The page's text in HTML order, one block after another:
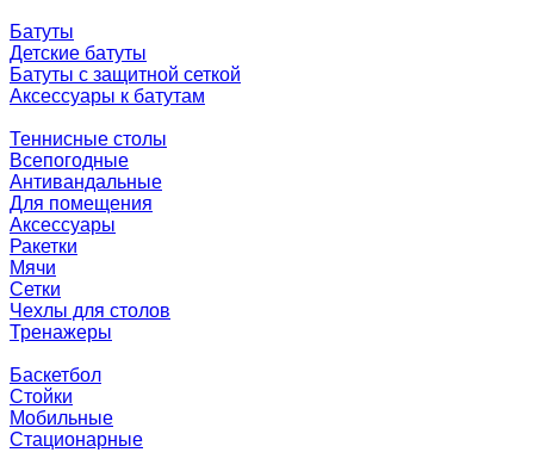
Батуты
Детские батуты
Батуты с защитной сеткой
Аксессуары к батутам
Теннисные столы
Всепогодные
Антивандальные
Для помещения
Аксессуары
Ракетки
Мячи
Сетки
Чехлы для столов
Тренажеры
Баскетбол
Стойки
Мобильные
Стационарные